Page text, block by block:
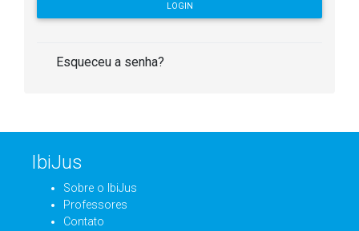
LOGIN
Esqueceu a senha?
IbiJus
Sobre o IbiJus
Professores
Contato